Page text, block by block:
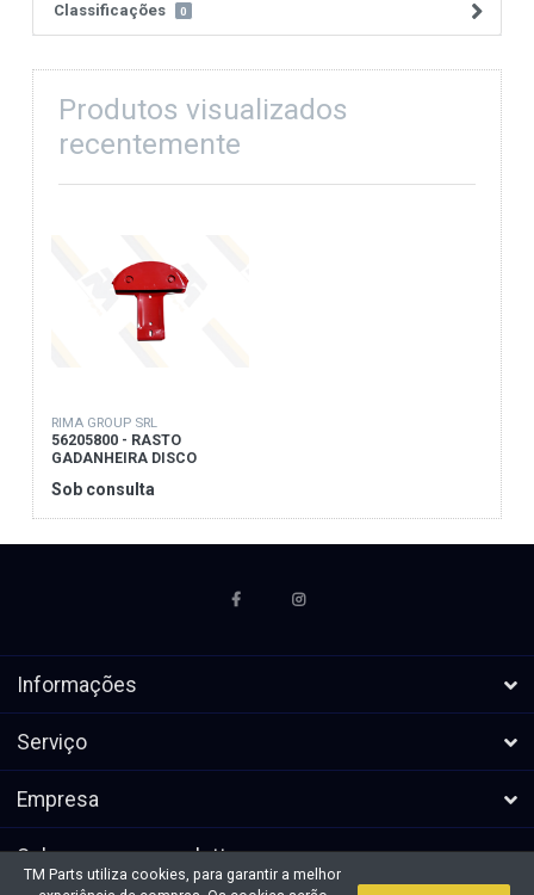
Classificações 0
Produtos visualizados
recentemente
RIMA GROUP SRL
56205800 - RASTO
GADANHEIRA DISCO
Sob consulta
Informações
Serviço
Empresa
Subscrever a newsletters
TM Parts utiliza cookies, para garantir a melhor